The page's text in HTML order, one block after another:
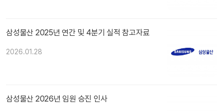
삼성물산 2025년 연간 및 4분기 실적 참고자료
2026.01.28
삼성물산 2026년 임원 승진 인사